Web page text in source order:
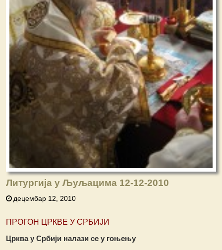
Литургија у Љуљацима 12-12-2010
децембар 12, 2010
ПРОГОН ЦРКВЕ У СРБИЈИ
Црква у Србији налази се у гоњењу